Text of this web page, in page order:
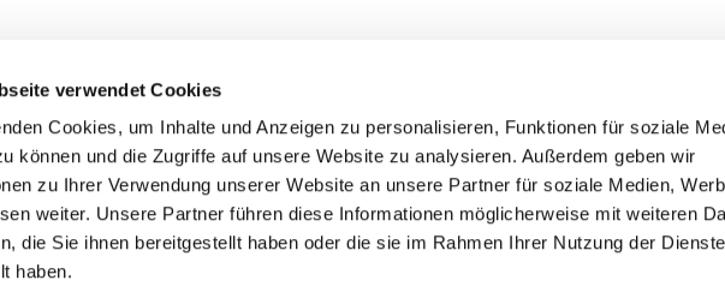
verwendet Cookies
Cookies, um Inhalte und Anzeigen zu personalisieren, Funktionen für soziale
können und die Zugriffe auf unsere Website zu analysieren. Außerdem geben wir
zu Ihrer Verwendung unserer Website an unsere Partner für soziale Medien,
weiter. Unsere Partner führen diese Informationen möglicherweise mit weiteren
die Sie ihnen bereitgestellt haben oder die sie im Rahmen Ihrer Nutzung der Dienste
haben.